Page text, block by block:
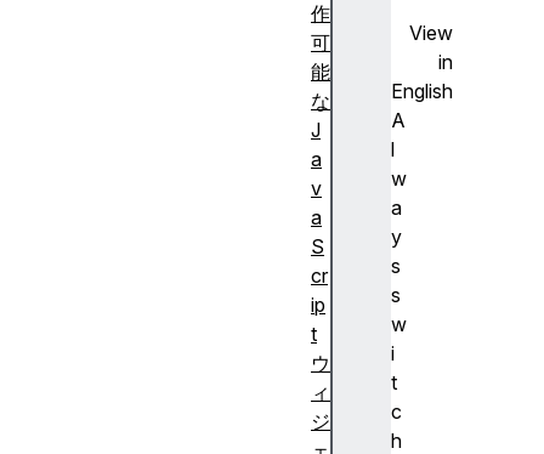
View
in
English
A
l
w
a
y
s
s
w
i
t
c
h
作
可
能
な
J
a
v
a
S
cr
ip
t
ウ
ィ
ジ